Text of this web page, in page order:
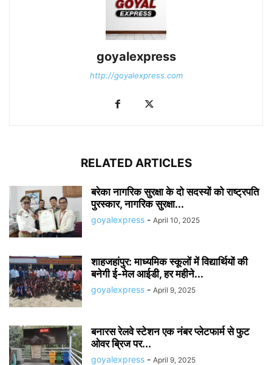
goyalexpress
http://goyalexpress.com
RELATED ARTICLES
बरेका नागरिक सुरक्षा के दो सदस्यों को राष्ट्रपति
पुरस्कार, नागरिक सुरक्षा...
goyalexpress - April 10, 2025
शाहजहांपुर: माध्यमिक स्कूलाें में विद्यार्थियों की
बनेगी ई-मेल आईडी, हर महीने...
goyalexpress - April 9, 2025
बनारस रेलवे स्टेशन एक नंबर प्लेटफार्म से फुट
ओवर ब्रिज पर...
goyalexpress - April 9, 2025